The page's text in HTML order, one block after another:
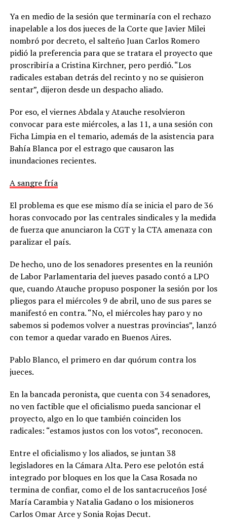
Ya en medio de la sesión que terminaría con el rechazo
inapelable a los dos jueces de la Corte que Javier Milei
nombró por decreto, el salteño Juan Carlos Romero
pidió la preferencia para que se tratara el proyecto que
proscribiría a Cristina Kirchner, pero perdió. “Los
radicales estaban detrás del recinto y no se quisieron
sentar”, dijeron desde un despacho aliado.
Por eso, el viernes Abdala y Atauche resolvieron
convocar para este miércoles, a las 11, a una sesión con
Ficha Limpia en el temario, además de la asistencia para
Bahía Blanca por el estrago que causaron las
inundaciones recientes.
A sangre fría
El problema es que ese mismo día se inicia el paro de 36
horas convocado por las centrales sindicales y la medida
de fuerza que anunciaron la CGT y la CTA amenaza con
paralizar el país.
De hecho, uno de los senadores presentes en la reunión
de Labor Parlamentaria del jueves pasado contó a LPO
que, cuando Atauche propuso posponer la sesión por los
pliegos para el miércoles 9 de abril, uno de sus pares se
manifestó en contra. “No, el miércoles hay paro y no
sabemos si podemos volver a nuestras provincias”, lanzó
con temor a quedar varado en Buenos Aires.
Pablo Blanco, el primero en dar quórum contra los
jueces.
En la bancada peronista, que cuenta con 34 senadores,
no ven factible que el oficialismo pueda sancionar el
proyecto, algo en lo que también coinciden los
radicales: “estamos justos con los votos”, reconocen.
Entre el oficialismo y los aliados, se juntan 38
legisladores en la Cámara Alta. Pero ese pelotón está
integrado por bloques en los que la Casa Rosada no
termina de confiar, como el de los santacruceños José
María Carambia y Natalia Gadano o los misioneros
Carlos Omar Arce y Sonia Rojas Decut.